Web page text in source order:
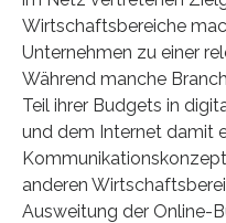
Wirtschaftsbereiche
Unternehmen zu einer
Während manche
Teil ihrer Budgets in
und dem Internet damit
anderen
Ausweitung der Online-